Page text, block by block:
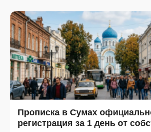
адміністративні питання».
Прописка в Сумах
регистрация за 1 день от